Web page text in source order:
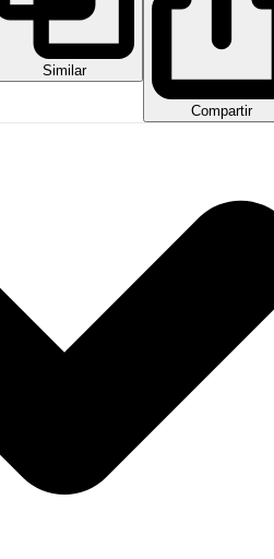
Similar
Compartir